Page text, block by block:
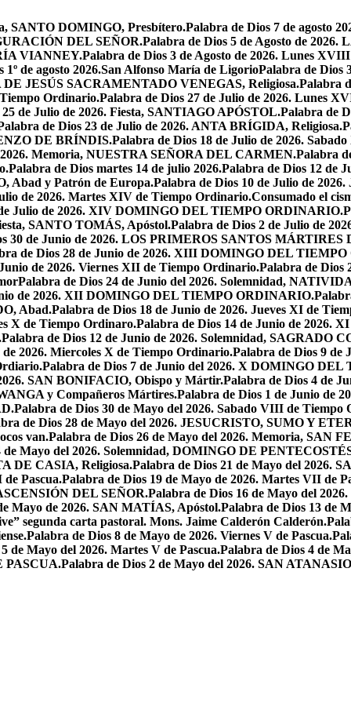
SANTO DOMINGO, Presbítero.Palabra de Dios 7 de agosto
DEL SEÑOR.Palabra de Dios 5 de Agosto de
VIANNEY.Palabra de Dios 3 de Agosto de 2026. Lunes
1º de agosto 2026.San Alfonso María de LigorioPalabra de Dios
JESÚS SACRAMENTADO VENEGAS, Religiosa.Palabra
Ordinario.Palabra de Dios 27 de Julio de 2026. Lunes
de Julio de 2026. Fiesta, SANTIAGO APÓSTOL.Palabra de
de Dios 23 de Julio de 2026. ANTA BRÍGIDA, Religiosa.
DE BRÍNDIS.Palabra de Dios 18 de Julio de 2026.
2026. Memoria, NUESTRA SEÑORA DEL CARMEN.Palabra
Palabra de Dios martes 14 de julio 2026.Palabra de Dios 12 de
Abad y Patrón de Europa.Palabra de Dios 10 de Julio de
de 2026. Martes XIV de Tiempo Ordinario.Consumado el
Julio de 2026. XIV DOMINGO DEL TIEMPO ORDINARIO.
SANTO TOMÁS, Apóstol.Palabra de Dios 2 de Julio de
30 de Junio de 2026. LOS PRIMEROS SANTOS
de Dios 28 de Junio de 2026. XIII DOMINGO DEL
de 2026. Viernes XII de Tiempo Ordinario.Palabra de Dios
Palabra de Dios 24 de Junio del 2026. Solemnidad,
de 2026. XII DOMINGO DEL TIEMPO ORDINARIO.
Abad.Palabra de Dios 18 de Junio de 2026. Jueves XI de
X de Tiempo Ordinaro.Palabra de Dios 14 de Junio de
Palabra de Dios 12 de Junio de 2026. Solemnidad, SAGRADO
2026. Miercoles X de Tiempo Ordinario.Palabra de Dios 9 de
Palabra de Dios 7 de Junio del 2026. X DOMINGO
SAN BONIFACIO, Obispo y Mártir.Palabra de Dios 4 de
y Compañeros Mártires.Palabra de Dios 1 de Junio de
Palabra de Dios 30 de Mayo del 2026. Sabado VIII de Tiempo
de Dios 28 de Mayo del 2026. JESUCRISTO, SUMO Y
van.Palabra de Dios 26 de Mayo del 2026. Memoria, SAN
de Mayo del 2026. Solemnidad, DOMINGO DE
DE CASIA, Religiosa.Palabra de Dios 21 de Mayo del 2026.
Pascua.Palabra de Dios 19 de Mayo de 2026. Martes VII de
DEL SEÑOR.Palabra de Dios 16 de Mayo del
Mayo de 2026. SAN MATÍAS, Apóstol.Palabra de Dios 13 de
segunda carta pastoral. Mons. Jaime Calderón Calderón.
Palabra de Dios 8 de Mayo de 2026. Viernes V de Pascua.
de Mayo del 2026. Martes V de Pascua.Palabra de Dios 4 de
PASCUA.Palabra de Dios 2 de Mayo del 2026. SAN